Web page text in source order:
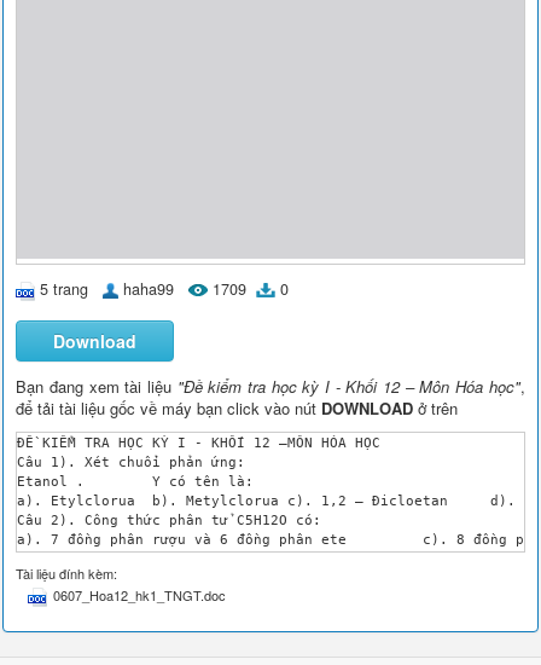
5 trang haha99 1709 0
Download
Bạn đang xem tài liệu "Đề kiểm tra học kỳ I - Khối 12 – Môn Hóa học",
để tải tài liệu gốc về máy bạn click vào nút DOWNLOAD ở trên
ĐỀ KIỂM TRA HỌC KỲ I - KHỐI 12 –MÔN HÓA HỌC
Câu 1). Xét chuổi phản ứng:
Etanol .	Y có tên là:
a). Etylclorua	b). Metylclorua	c). 1,2 – Đicloetan	d). 1,1 – Đicloetan
Câu 2). Công thức phân tử C5H12O có:
a). 7 đồng phân rượu và 6 đồng phân ete 	c). 8 đồng phân rượu và 5 đồng phân ete
b). 7 đồng phân rượu và 4 đồng phân ete 	d). 8 đồng phân rượu và 6 đồng phân ete
Câu 3). Khi đun nóng hỗn hợp rượu etylic và n – propylic ở
a). 3 sản phẩm hữu cơ	c). 2 sản phầm hữu cơ
Câu 4). Đốt cháy một rượu đa chức ta thu được H2O và CO2
a). C2H6O	b). C3H8O2	c). C2H6O2	d). C4H10O2
Tài liệu đính kèm:
0607_Hoa12_hk1_TNGT.doc